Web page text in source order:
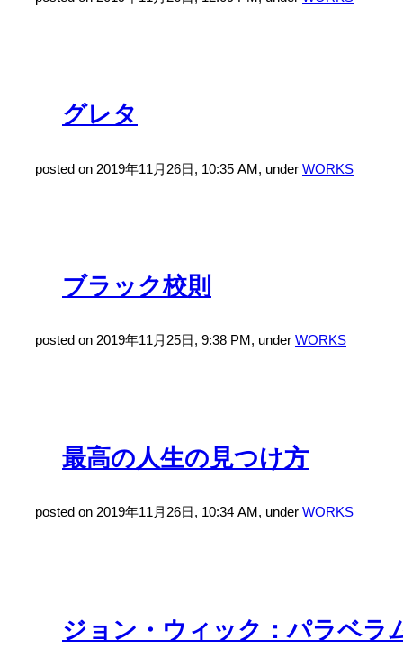
グレタ
posted on 2019年11月26日, 10:35 AM, under WORKS
ブラック校則
posted on 2019年11月25日, 9:38 PM, under WORKS
最高の人生の見つけ方
posted on 2019年11月26日, 10:34 AM, under WORKS
ジョン・ウィック：パラベラ